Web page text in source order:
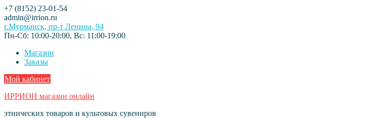
Skip
to
content
+7 (8152) 23-01-54
admin@irrion.ru
г.Мурманск, пр-т Ленина, 94
Пн-Сб: 10:00-20:00, Вс: 11:00-19:00
Магазин
Заказы
Мой кабинет
ИРРИОН магазин онлайн
этнических товаров и культовых сувениров